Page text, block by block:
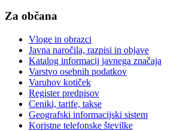
Za občana
Vloge in obrazci
Javna naročila, razpisi in objave
Katalog informacij javnega značaja
Varstvo osebnih podatkov
Varuhov kotiček
Register predpisov
Ceniki, tarife, takse
Geografski informacijski sistem
Koristne telefonske številke